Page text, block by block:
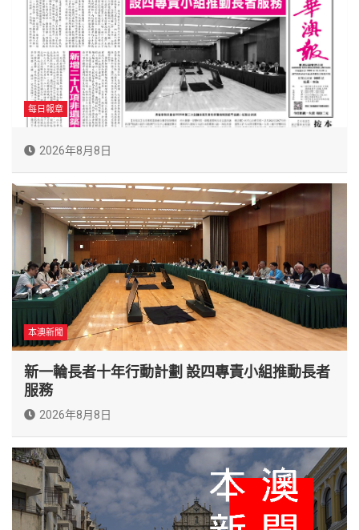
每日報章
2026年8月8日
本澳新聞
新一輪長者十年行動計劃 設四專責小組推動長者
服務
2026年8月8日